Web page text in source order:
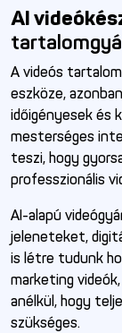
AI
A videós
eszköze,
időigényesek és
mesterséges
teszi, hogy
professzionális
AI-alapú
jeleneteket,
is létre tudunk
marketing
anélkül, hogy
szükséges.